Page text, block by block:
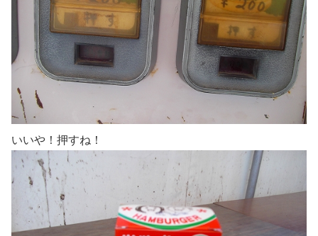
いいや！押すね！